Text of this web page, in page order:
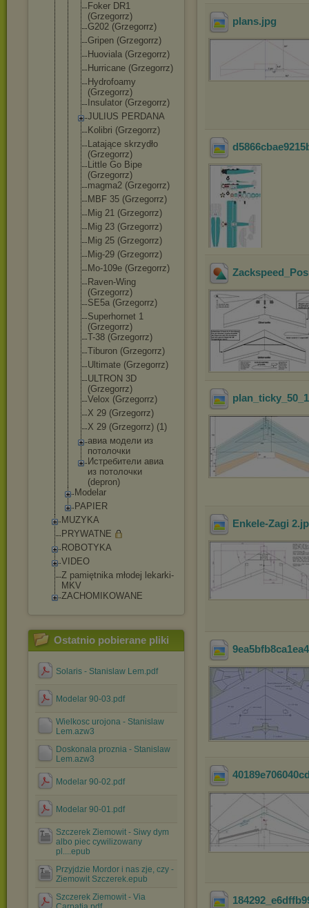
Foker DR1
(Grzegorrz)
G202 (Grzegorrz)
Gripen (Grzegorrz)
Huoviala (Grzegorrz)
Hurricane (Grzegorrz)
Hydrofoamy
(Grzegorrz)
Insulator (Grzegorrz)
JULIUS PERDANA
Kolibri (Grzegorrz)
Latające skrzydło
(Grzegorrz)
Little Go Bipe
(Grzegorrz)
magma2 (Grzegorrz)
MBF 35 (Grzegorrz)
Mig 21 (Grzegorrz)
Mig 23 (Grzegorrz)
Mig 25 (Grzegorrz)
Mig-29 (Grzegorrz)
Mo-109e (Grzegorrz)
Raven-Wing
(Grzegorrz)
SE5a (Grzegorrz)
Superhornet 1
(Grzegorrz)
T-38 (Grzegorrz)
Tiburon (Grzegorrz)
Ultimate (Grzegorrz)
ULTRON 3D
(Grzegorrz)
Velox (Grzegorrz)
X 29 (Grzegorrz)
X 29 (Grzegorrz) (1)
авиа модели из
потолочки
Истребители авиа
из потолочки
(depron)
Modelar
PAPIER
MUZYKA
PRYWATNE
ROBOTYKA
VIDEO
Z pamiętnika młodej lekarki-
MKV
ZACHOMIKOWANE
Ostatnio pobierane pliki
Solaris - Stanislaw Lem.pdf
Modelar 90-03.pdf
Wielkosc urojona - Stanislaw
Lem.azw3
Doskonala proznia - Stanislaw
Lem.azw3
Modelar 90-02.pdf
Modelar 90-01.pdf
Szczerek Ziemowit - Siwy dym
albo piec cywilizowany
pl....epub
Przyjdzie Mordor i nas zje, czy -
Ziemowit Szczerek.epub
Szczerek Ziemowit - Via
plans.jpg
plan_ticky_50_1
Enkele-Zagi 2